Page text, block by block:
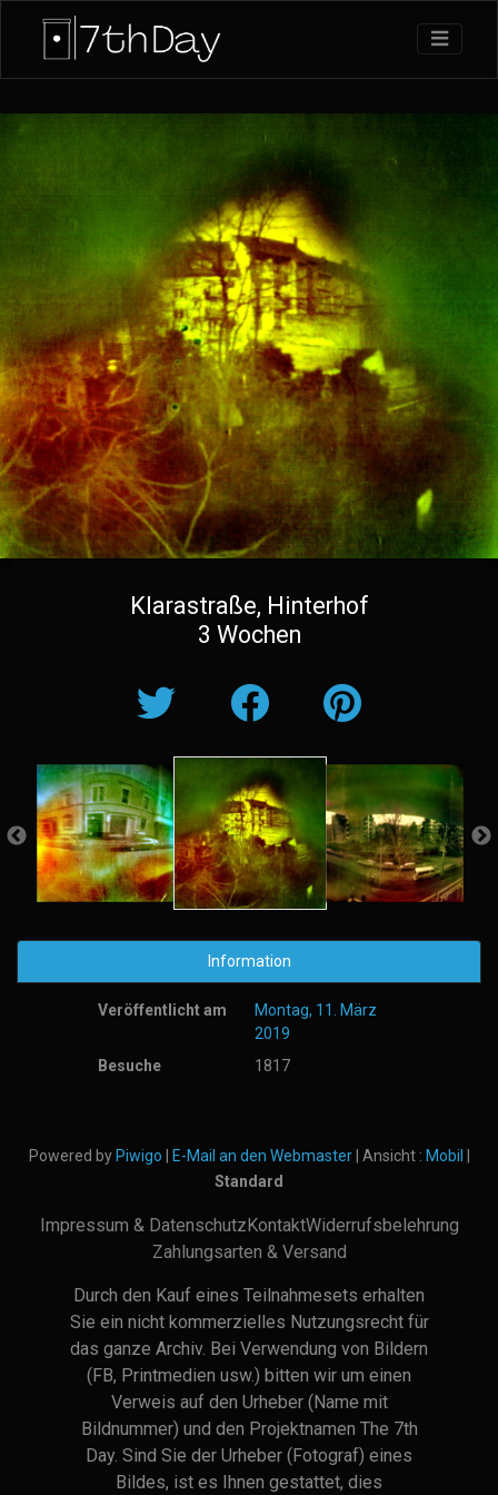
Klarastraße, Hinterhof
3 Wochen
Information
Veröffentlicht am
Montag, 11. März
2019
Besuche
1817
Powered by Piwigo E-Mail an den Webmaster| Ansicht : Mobil
Standard
Impressum & DatenschutzKontaktWiderrufsbelehrung
Zahlungsarten & Versand
Durch den Kauf eines Teilnahmesets erhalten
Sie ein nicht kommerzielles Nutzungsrecht für
das ganze Archiv. Bei Verwendung von Bildern
(FB, Printmedien usw.) bitten wir um einen
Verweis auf den Urheber (Name mit
Bildnummer) und den Projektnamen The 7th
Day. Sind Sie der Urheber (Fotograf) eines
Bildes, ist es Ihnen gestattet, dies